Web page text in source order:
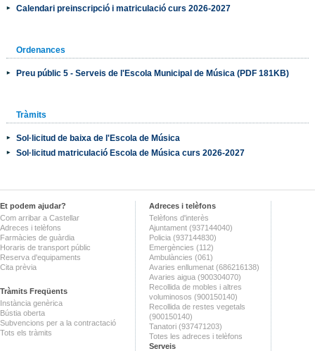
Calendari preinscripció i matriculació curs 2026-2027
Ordenances
Preu públic 5 - Serveis de l'Escola Municipal de Música (PDF 181KB)
Tràmits
Sol·licitud de baixa de l'Escola de Música
Sol·licitud matriculació Escola de Música curs 2026-2027
Et podem ajudar?
Com arribar a Castellar
Adreces i telèfons
Farmàcies de guàrdia
Horaris de transport públic
Reserva d'equipaments
Cita prèvia
Tràmits Freqüents
Instància genèrica
Bústia oberta
Subvencions per a la contractació
Tots els tràmits
Adreces i telèfons
Telèfons d'interès
Ajuntament (937144040)
Policia (937144830)
Emergències (112)
Ambulàncies (061)
Avaries enllumenat (686216138)
Avaries aigua (900304070)
Recollida de mobles i altres
voluminosos (900150140)
Recollida de restes vegetals
(900150140)
Tanatori (937471203)
Totes les adreces i telèfons
Serveis